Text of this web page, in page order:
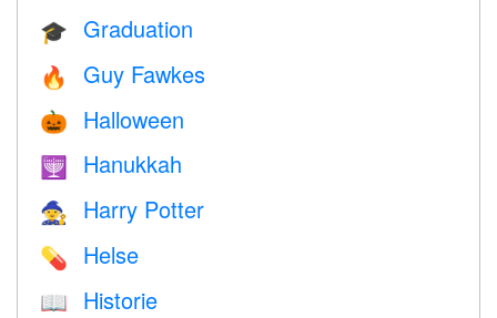
🎓 Graduation
🔥 Guy Fawkes
🎃 Halloween
🕎 Hanukkah
🧙 Harry Potter
💊 Helse
📖 Historie